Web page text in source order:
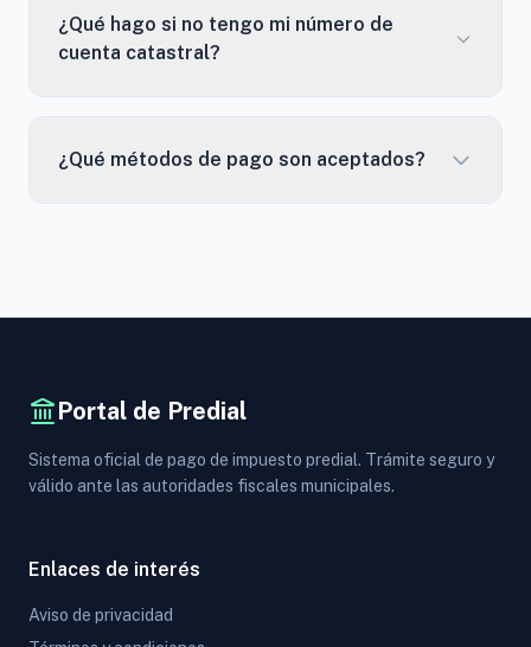
¿Qué hago si no tengo mi número de
cuenta catastral?
¿Qué métodos de pago son aceptados?
Portal de Predial
Sistema oficial de pago de impuesto predial. Trámite seguro y
válido ante las autoridades fiscales municipales.
Enlaces de interés
Aviso de privacidad